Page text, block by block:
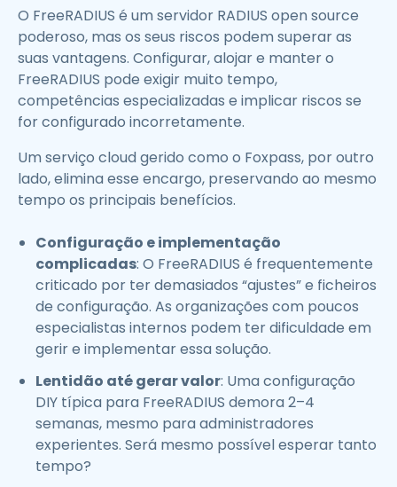
O FreeRADIUS é um servidor RADIUS open source
poderoso, mas os seus riscos podem superar as
suas vantagens. Configurar, alojar e manter o
FreeRADIUS pode exigir muito tempo,
competências especializadas e implicar riscos se
for configurado incorretamente.
Um serviço cloud gerido como o Foxpass, por outro
lado, elimina esse encargo, preservando ao mesmo
tempo os principais benefícios.
Configuração e implementação
complicadas: O FreeRADIUS é frequentemente
criticado por ter demasiados “ajustes” e ficheiros
de configuração. As organizações com poucos
especialistas internos podem ter dificuldade em
gerir e implementar essa solução.
Lentidão até gerar valor: Uma configuração
DIY típica para FreeRADIUS demora 2–4
semanas, mesmo para administradores
experientes. Será mesmo possível esperar tanto
tempo?